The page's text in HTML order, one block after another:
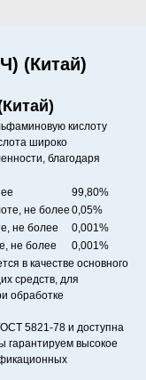
(Китай)
кислоту
широко
благодаря
99,80%
не более 0,05%
не более
0,001%
не более
0,001%
в качестве основного
средств, для
обработке
5821-78 и доступна
гарантируем высокое